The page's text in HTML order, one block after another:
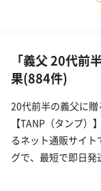
「義父 20代前
果(884件)
20代前半の義父に贈
【TANP（タンプ
るネット通販サイ
グで、最短で即日発